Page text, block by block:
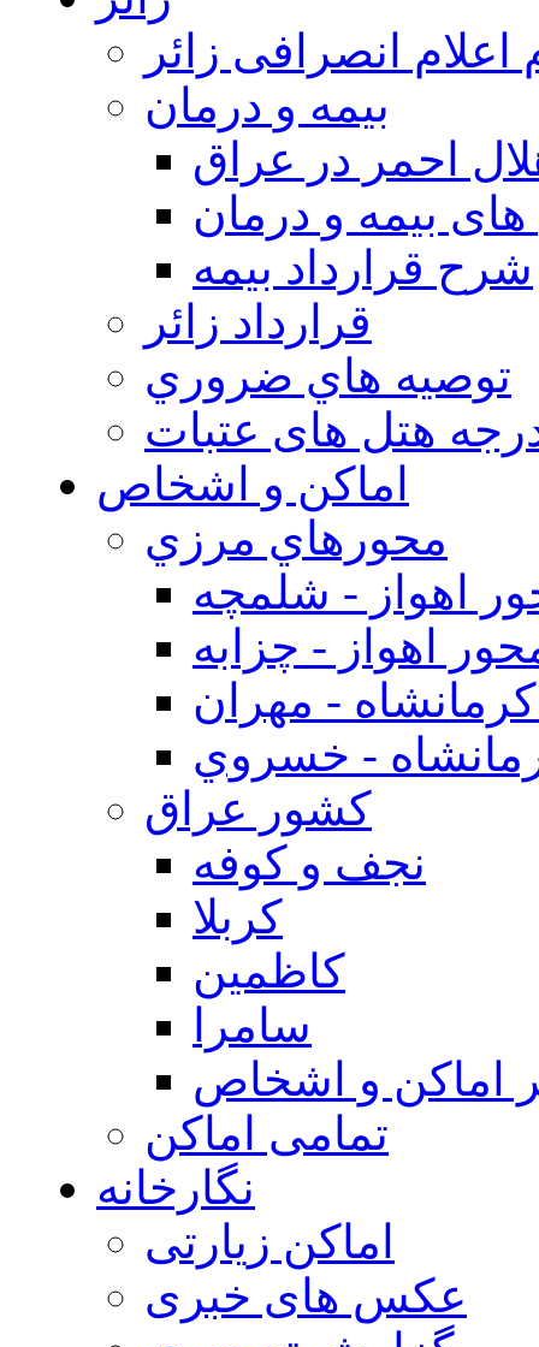
اعلام انصرافی زائر
بيمه و درمان
احمر در عراق
بیمه و درمان
شرح قرارداد بیمه
قرارداد زائر
توصيه هاي ضروري
هتل های عتبات
اماکن و اشخاص
محورهاي مرزي
اهواز - شلمچه
اهواز - چزابه
- مهران
- خسروي
كشور عراق
نجف و كوفه
كربلا
كاظمين
سامرا
اماكن و اشخاص
تمامی اماکن
نگارخانه
اماکن زیارتی
عکس های خبری